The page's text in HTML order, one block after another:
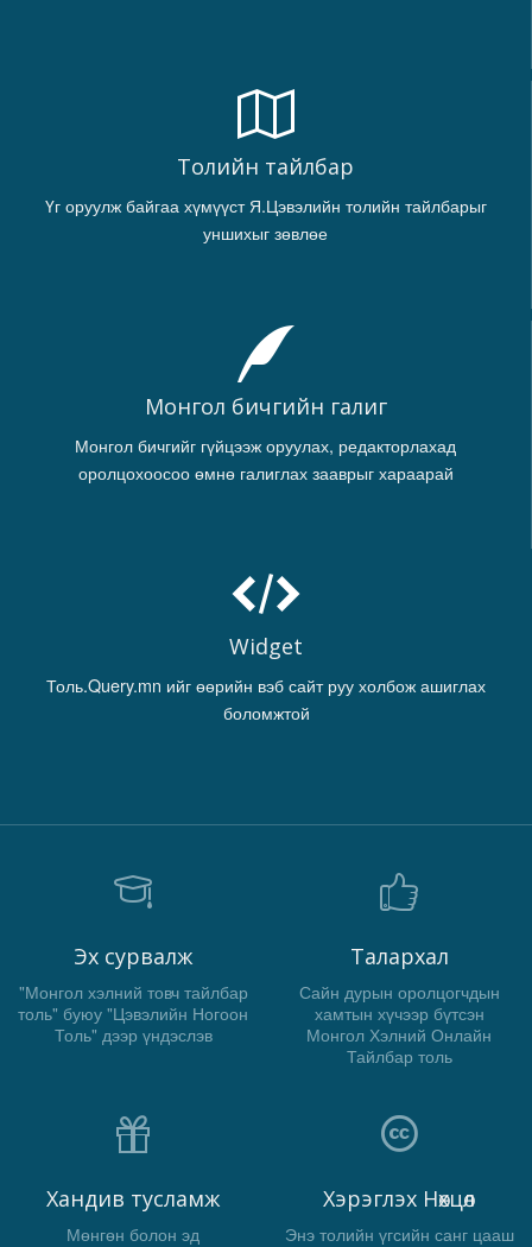
Толийн тайлбар
Үг оруулж байгаа хүмүүст Я.Цэвэлийн толийн тайлбарыг
уншихыг зөвлөе
Монгол бичгийн галиг
Монгол бичгийг гүйцээж оруулах, редакторлахад
оролцохоосоо өмнө галиглах зааврыг хараарай
Widget
Толь.Query.mn ийг өөрийн вэб сайт руу холбож ашиглах
боломжтой
Эх сурвалж
"Монгол хэлний товч тайлбар
толь" буюу "Цэвэлийн Ногоон
Толь" дээр үндэслэв
Талархал
Сайн дурын оролцогчдын
хамтын хүчээр бүтсэн
Монгол Хэлний Онлайн
Тайлбар толь
Хандив тусламж
Мөнгөн болон эд
Хэрэглэх Нөхцөл
Энэ толийн үгсийн санг цааш